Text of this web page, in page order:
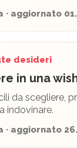
aggiornato
desideri
in una
da scegliere,
indovinare.
· aggiornato